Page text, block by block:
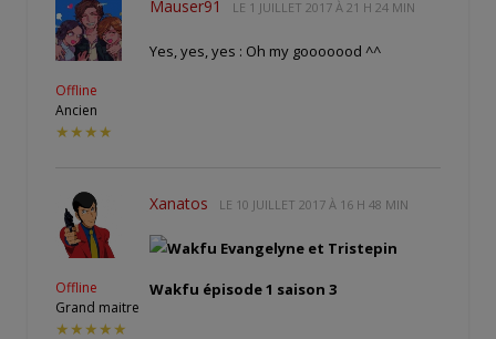
Offline
Ancien
★★★★
Mauser91 LE 1 JUILLET 2017 À 21 H 24 MIN
Yes, yes, yes : Oh my gooooood ^^
Offline
Grand maitre
★★★★★
Xanatos LE 10 JUILLET 2017 À 16 H 48 MIN
Wakfu épisode 1 saison 3